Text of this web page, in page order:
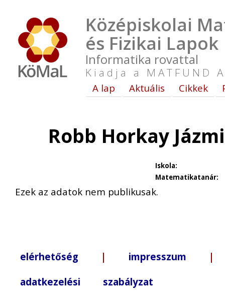
Középiskolai
és Fizikai Lapok
Informatika rovattal
Kiadja a MATFUND
A lap Aktuális Cikkek
Robb Horkay
Iskola:
Matematikatanár:
Ezek az adatok nem publikusak.
elérhetőség | impresszum |
adatkezelési szabályzat